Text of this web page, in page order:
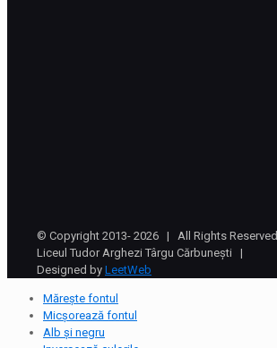
© Copyright 2013- 2026 | All Rights Reserved
Liceul Tudor Arghezi Târgu Cărbunești |
Designed by LeetWeb
Mărește fontul
Micșorează fontul
Alb și negru